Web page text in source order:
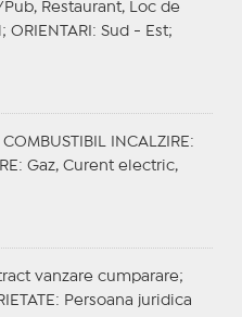
Restaurant, Loc de
ORIENTARI : Sud - Est;
COMBUSTIBIL INCALZIRE :
: Gaz, Curent electric,
vanzare cumparare;
: Persoana juridica